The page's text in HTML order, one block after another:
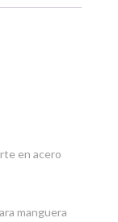
en acero
manguera